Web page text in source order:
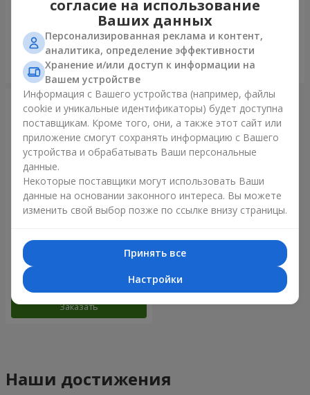
Заказать
золото"
Заказать
Фонтан шаров "Радужное
настроение"
Заказать
Наши достижения
согласие на использование
Ваших данных
Персонализированная реклама и контент,
аналитика, определение эффективности
Хранение и/или доступ к информации на
Вашем устройстве
Информация с Вашего устройства (например, файлы
cookie и уникальные идентификаторы) будет доступна
поставщикам. Кроме того, они, а также этот сайт или
приложение смогут сохранять информацию с Вашего
устройства и обрабатывать Ваши персональные
данные.
Некоторые поставщики могут использовать Ваши
данные на основании законного интереса. Вы можете
изменить свой выбор позже по ссылке внизу страницы.
Принять все
Настройки